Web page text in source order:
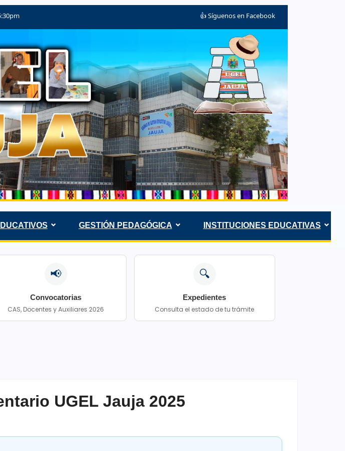
👍 Síguenos en Facebook
GESTIÓN PEDAGÓGICA INSTITUCIONES EDUCATIVAS
📢
Convocatorias
CAS, Docentes y Auxiliares 2026
🔍
Expedientes
Consulta el estado de tu trámite
UGEL Jauja 2025